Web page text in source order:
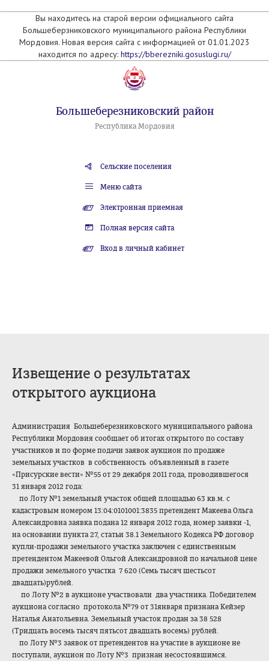
Вы находитесь на старой версии официального сайта
Большеберзниковского муниципального района Республики
Мордовия. Новая версия сайта с информацией от 01.01.2023
находится по адресу: https://bberezniki.gosuslugi.ru/
Большеберезниковский район
Республика Мордовия
Сельские поселения
Меню сайта
Электронная приемная
Полная версия сайта
Вход в личный кабинет
Извещение о результатах
открытого аукциона
Администрация Большеберезниковского муниципального района
Республики Мордовия сообщает об итогах открытого по составу
участников и по форме подачи заявок аукцион по продаже
земельных участков в собственность объявленный в газете
«Присурские вести» №55 от 29 декабря 2011 года, проводившегося
31 января 2012 года:
по Лоту №1 земельный участок общей площадью 63 кв.м. с
кадастровым номером 13:04:0101001:3835 претендент Макеева Ольга
Александровна заявка подана 12 января 2012 года, номер заявки -1,
на основании пункта 27, статьи 38.1 Земельного Кодекса РФ договор
купли-продажи земельного участка заключен с единственным
претендентом Макеевой Ольгой Александровной по начальной цене
продажи земельного участка 7 620 (Семь тысяч шестьсот
двадцать)рублей.
по Лоту №2 в аукционе участвовали два участника. Победителем
аукциона согласно протокола №79 от 31января признана Кейзер
Наталья Анатольевна. Земельный участок продан за 38 528
(Тридцать восемь тысяч пятьсот двадцать восемь) рублей.
по Лоту №3 заявок от претендентов на участие в аукционе не
поступали, аукцион по Лоту №3 признан несостоявшимся.